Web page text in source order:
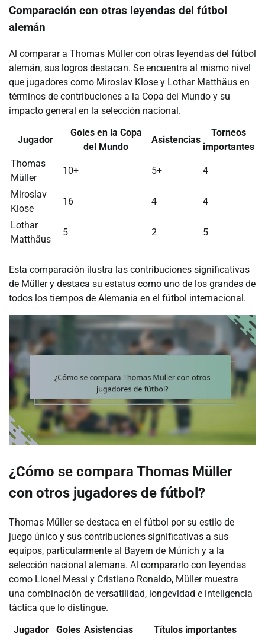
Comparación con otras leyendas del fútbol
alemán
Al comparar a Thomas Müller con otras leyendas del fútbol
alemán, sus logros destacan. Se encuentra al mismo nivel
que jugadores como Miroslav Klose y Lothar Matthäus en
términos de contribuciones a la Copa del Mundo y su
impacto general en la selección nacional.
Jugador
Goles en la Copa
del Mundo
Asistencias
Torneos
importantes
Thomas
Müller
10+ 5+ 4
Miroslav
Klose
16 4 4
Lothar
Matthäus
5 2 5
Esta comparación ilustra las contribuciones significativas
de Müller y destaca su estatus como uno de los grandes de
todos los tiempos de Alemania en el fútbol internacional.
¿Cómo se compara Thomas Müller
con otros jugadores de fútbol?
Thomas Müller se destaca en el fútbol por su estilo de
juego único y sus contribuciones significativas a sus
equipos, particularmente al Bayern de Múnich y a la
selección nacional alemana. Al compararlo con leyendas
como Lionel Messi y Cristiano Ronaldo, Müller muestra
una combinación de versatilidad, longevidad e inteligencia
táctica que lo distingue.
Jugador
Goles Asistencias Títulos importantes